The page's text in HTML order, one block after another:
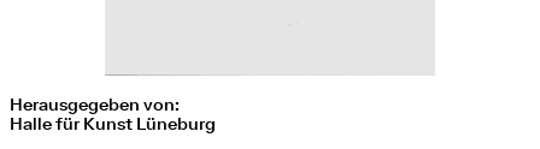
Herausgegeben von:
Halle für Kunst Lüneburg